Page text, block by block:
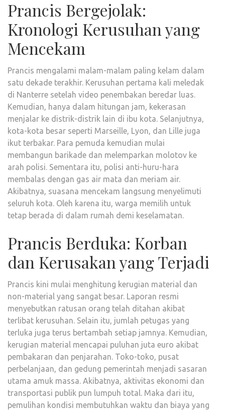
Prancis Bergejolak:
Kronologi Kerusuhan yang
Mencekam
Prancis mengalami malam-malam paling kelam dalam
satu dekade terakhir. Kerusuhan pertama kali meledak
di Nanterre setelah video penembakan beredar luas.
Kemudian, hanya dalam hitungan jam, kekerasan
menjalar ke distrik-distrik lain di ibu kota. Selanjutnya,
kota-kota besar seperti Marseille, Lyon, dan Lille juga
ikut terbakar. Para pemuda kemudian mulai
membangun barikade dan melemparkan molotov ke
arah polisi. Sementara itu, polisi anti-huru-hara
membalas dengan gas air mata dan meriam air.
Akibatnya, suasana mencekam langsung menyelimuti
seluruh kota. Oleh karena itu, warga memilih untuk
tetap berada di dalam rumah demi keselamatan.
Prancis Berduka: Korban
dan Kerusakan yang Terjadi
Prancis kini mulai menghitung kerugian material dan
non-material yang sangat besar. Laporan resmi
menyebutkan ratusan orang telah ditahan akibat
terlibat kerusuhan. Selain itu, jumlah petugas yang
terluka juga terus bertambah setiap jamnya. Kemudian,
kerugian material mencapai puluhan juta euro akibat
pembakaran dan penjarahan. Toko-toko, pusat
perbelanjaan, dan gedung pemerintah menjadi sasaran
utama amuk massa. Akibatnya, aktivitas ekonomi dan
transportasi publik pun lumpuh total. Maka dari itu,
pemulihan kondisi membutuhkan waktu dan biaya yang